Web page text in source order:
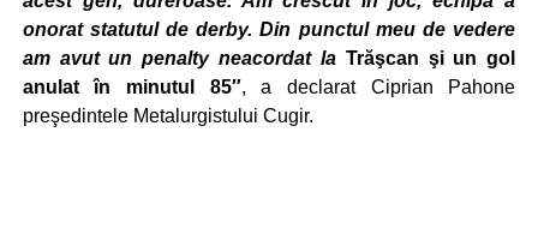
onorat statutul de derby. Din punctul meu de vedere
am avut un penalty neacordat laTrăşcan şi un gol
anulat în minutul 85″, a declarat Ciprian Pahone
preşedintele Metalurgistului Cugir.